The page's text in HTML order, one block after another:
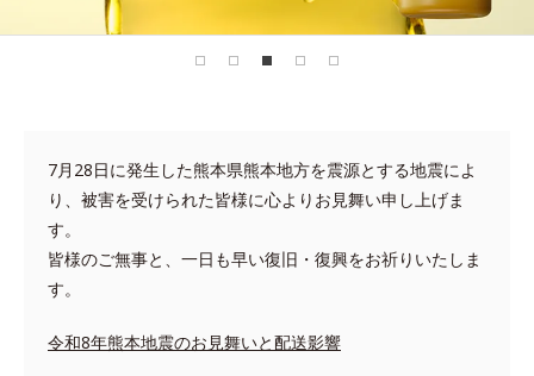
7月28日に発生した熊本県熊本地方を震源とする地震によ
り、被害を受けられた皆様に心よりお見舞い申し上げま
す。
皆様のご無事と、一日も早い復旧・復興をお祈りいたしま
す。
令和8年熊本地震のお見舞いと配送影響